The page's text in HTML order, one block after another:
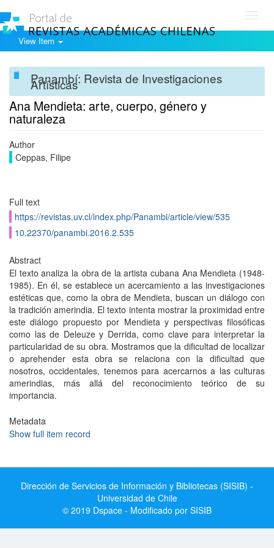
View Item
Panambí: Revista de Investigaciones
Artísticas
Ana Mendieta: arte, cuerpo, género y
naturaleza
Author
Ceppas, Filipe
Full text
https://revistas.uv.cl/index.php/Panambi/article/view/535
10.22370/panambi.2016.2.535
Abstract
El texto analiza la obra de la artista cubana Ana Mendieta (1948-
1985). En él, se establece un acercamiento a las investigaciones
estéticas que, como la obra de Mendieta, buscan un diálogo con
la tradición amerindia. El texto intenta mostrar la proximidad entre
este diálogo propuesto por Mendieta y perspectivas filosóficas
como las de Deleuze y Derrida, como clave para interpretar la
particularidad de su obra. Mostramos que la dificultad de localizar
o aprehender esta obra se relaciona con la dificultad que
nosotros, occidentales, tenemos para acercarnos a las culturas
amerindias, más allá del reconocimiento teórico de su
importancia.
Metadata
Show full item record
Dirección de Servicios de Información y Bibliotecas (SISIB) -
Universidad de Chile
© 2019 Dspace - Modificado por SISIB